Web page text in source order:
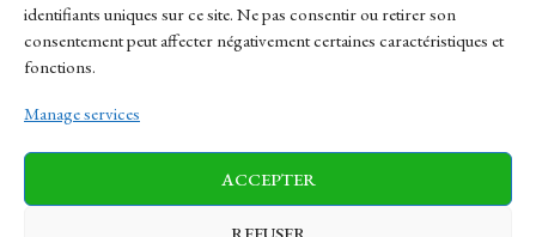
identifiants uniques sur ce site. Ne pas consentir ou retirer son
consentement peut affecter négativement certaines caractéristiques et
fonctions.
Manage services
ACCEPTER
REFUSER
Contact
Sitemap
News Finance-Marches Politics
Business Tech Health Sports Travel